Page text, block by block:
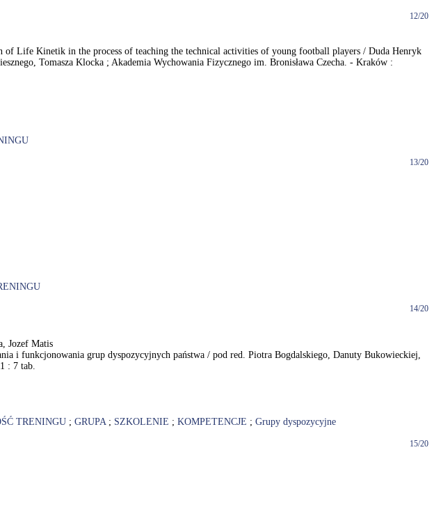
12/20
of Life Kinetik in the process of teaching the technical activities of young football players / Duda Henryk
Tomasza Klocka ; Akademia Wychowania Fizycznego im. Bronisława Czecha. - Kraków :
13/20
14/20
Jozef Matis
i funkcjonowania grup dyspozycyjnych państwa / pod red. Piotra Bogdalskiego, Danuty Bukowieckiej,
: 7 tab.
TRENINGU ; GRUPA; SZKOLENIE ; KOMPETENCJE ; Grupy dyspozycyjne
15/20